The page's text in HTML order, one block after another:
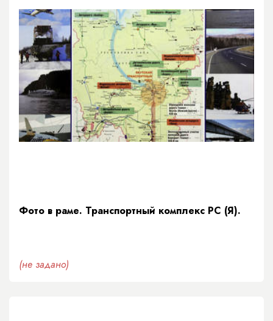
Фото в раме. Транспортный комплекс РС (Я).
(не задано)